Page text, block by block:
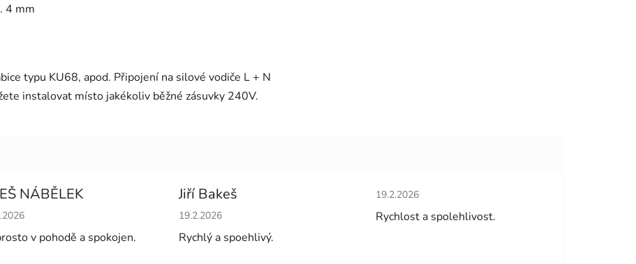
4 mm
typu KU68, apod. Připojení na silové vodiče L + N
instalovat místo jakékoliv běžné zásuvky 240V.
NÁBĚLEK
obchodu je 5 z 5 hvězdiček.
v pohodě a spokojen.
Jiří Bakeš
Hodnocení obchodu je 5 z 5 hvězdiček.
19.2.2026
Rychlý a spoehlivý.
Hodnocení obchodu je 5 z 5 hvězdiček.
19.2.2026
Rychlost a spolehlivost.